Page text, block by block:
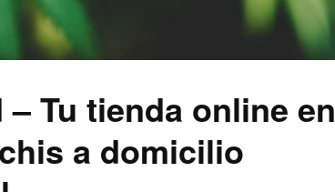
Tu tienda online en
a domicilio